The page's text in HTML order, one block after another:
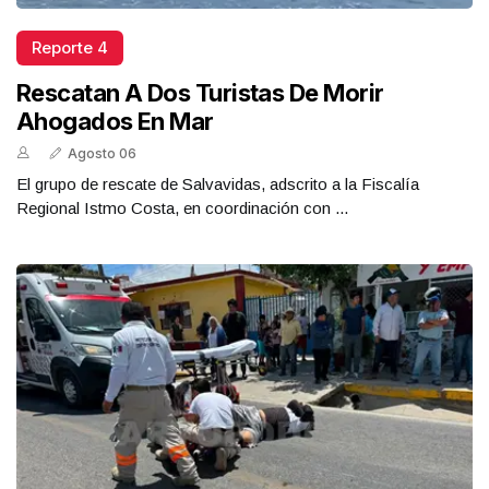
Reporte 4
Rescatan A Dos Turistas De Morir
Ahogados En Mar
Agosto 06
El grupo de rescate de Salvavidas, adscrito a la Fiscalía
Regional Istmo Costa, en coordinación con ...